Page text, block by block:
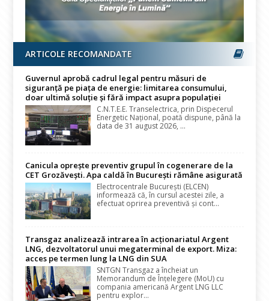
ARTICOLE RECOMANDATE
Guvernul aprobă cadrul legal pentru măsuri de
siguranță pe piața de energie: limitarea consumului,
doar ultimă soluție și fără impact asupra populației
C.N.T.E.E. Transelectrica, prin Dispecerul
Energetic Național, poată dispune, până la
data de 31 august 2026, ...
Canicula oprește preventiv grupul în cogenerare de la
CET Grozăvești. Apa caldă în București rămâne asigurată
Electrocentrale București (ELCEN)
informează că, în cursul acestei zile, a
efectuat oprirea preventivă și cont...
Transgaz analizează intrarea în acționariatul Argent
LNG, dezvoltatorul unui megaterminal de export. Miza:
acces pe termen lung la LNG din SUA
SNTGN Transgaz a încheiat un
Memorandum de Înțelegere (MoU) cu
compania americană Argent LNG LLC
pentru explor...